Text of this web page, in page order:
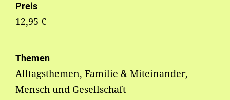
Preis
12,95 €
Themen
Alltagsthemen, Familie & Miteinander,
Mensch und Gesellschaft